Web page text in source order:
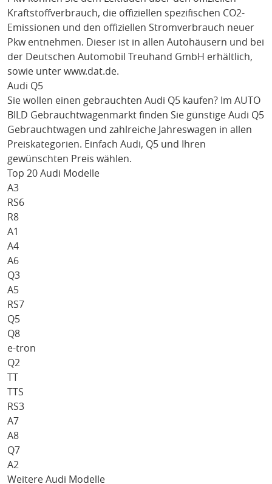
Kraftstoffverbrauch, die offiziellen spezifischen CO2-
Emissionen und den offiziellen Stromverbrauch neuer
Pkw entnehmen. Dieser ist in allen Autohäusern und bei
der Deutschen Automobil Treuhand GmbH erhältlich,
sowie unter www.dat.de.
Audi Q5
Sie wollen einen gebrauchten Audi Q5 kaufen? Im AUTO
BILD Gebrauchtwagenmarkt finden Sie günstige Audi Q5
Gebrauchtwagen und zahlreiche Jahreswagen in allen
Preiskategorien. Einfach Audi, Q5 und Ihren
gewünschten Preis wählen.
Top 20 Audi Modelle
A3
RS6
R8
A1
A4
A6
Q3
A5
RS7
Q5
Q8
e-tron
Q2
TT
TTS
RS3
A7
A8
Q7
A2
Weitere Audi Modelle